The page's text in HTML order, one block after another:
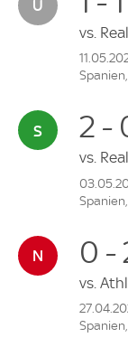
vs.
2 -
vs.
0 -
vs.